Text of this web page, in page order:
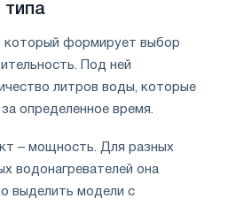
который формирует выбор
Под ней
литров воды, которые
определенное время.
– мощность. Для разных
водонагревателей она
выделить модели с